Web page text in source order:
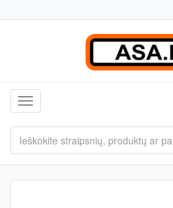
Toggle navigation